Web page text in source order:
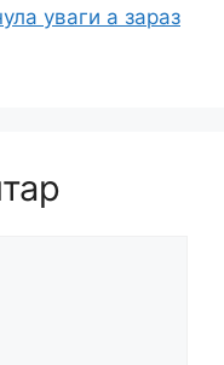
уваги а зараз